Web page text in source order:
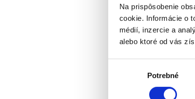
Na prispôsobenie
cookie. Informácie o
médií, inzercie a
alebo ktoré od vás
Potrebné